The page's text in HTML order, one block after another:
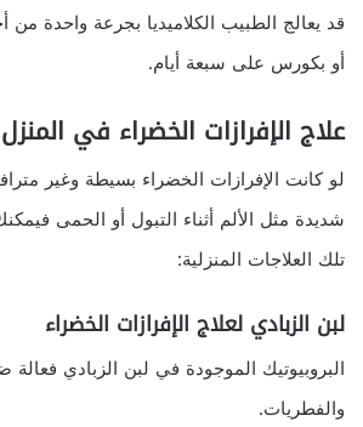
قد يعالج الطبيب الكلاميديا بجرعة واحدة من
أو بكورس على سبعة أيام.
علاج الإفرازات الخضراء في المنزل
لو كانت الإفرازات الخضراء بسيطة وغير
شديدة مثل الألم أثناء التبول أو الحمى
تلك العلاجات المنزلية:
لبن الزبادي لعلاج الإفرازات الخضراء
البروبيوتيك الموجودة في لبن الزبادي فعالة
والفطريات.